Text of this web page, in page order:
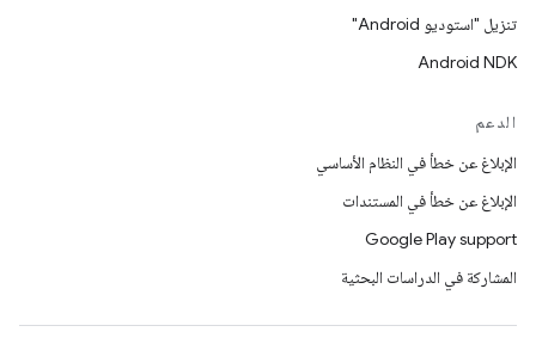
تنزيل "استوديو Android"
Android NDK
الدعم
الإبلاغ عن خطأ في النظام الأساسي
الإبلاغ عن خطأ في المستندات
Google Play support
المشاركة في الدراسات البحثية